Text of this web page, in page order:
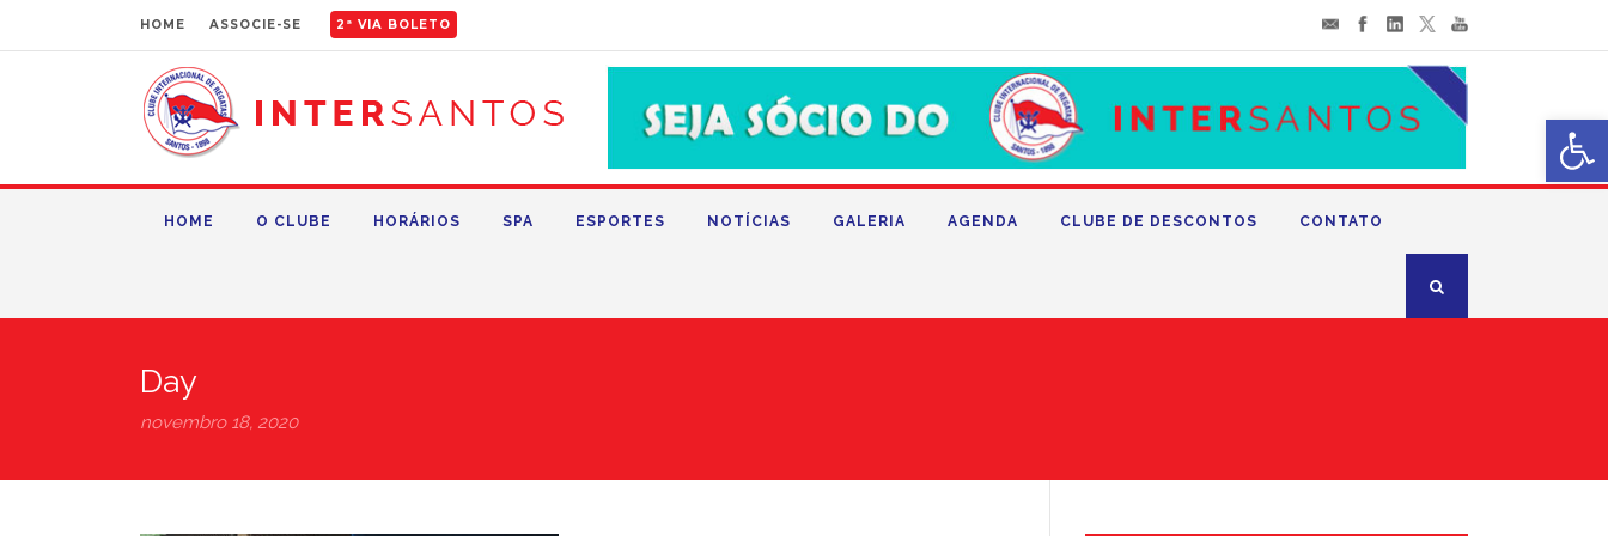
HOME ASSOCIE-SE 2ª VIA BOLETO
HOME O CLUBE HORÁRIOS SPA ESPORTES NOTÍCIAS GALERIA AGENDA CLUBE DE DESCONTOS CONTATO
Day
novembro 18, 2020
Abrir